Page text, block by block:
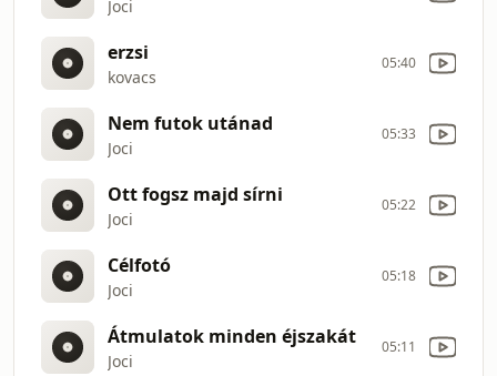
Joci
erzsi
kovacs
05:40
Nem futok utánad
Joci
05:33
Ott fogsz majd sírni
Joci
05:22
Célfotó
Joci
05:18
Átmulatok minden éjszakát
Joci
05:11